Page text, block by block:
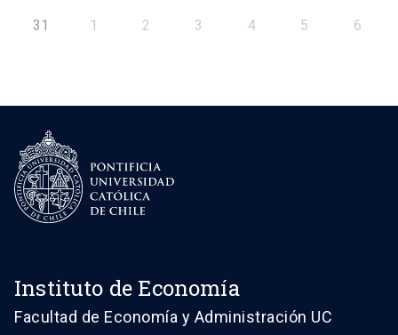
31 1 2 3 4 5 6
Instituto de Economía
Facultad de Economía y Administración UC